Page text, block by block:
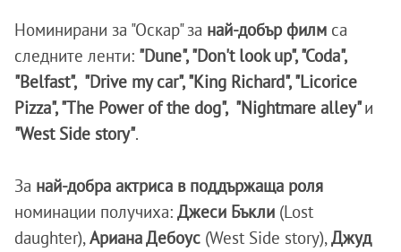
Номинирани за "Оскар" за най-добър филм са
следните ленти: "Dune", "Don't look up", "Coda",
"Belfast", "Drive my car", "King Richard", "Licorice
Pizza", "The Power of the dog", "Nightmare alley"и
"West Side story".
За най-добра актриса в поддържаща роля
номинации получиха: Джеси Бъкли (Lost
daughter),Ариана Дебоус (West Side story),Джуд